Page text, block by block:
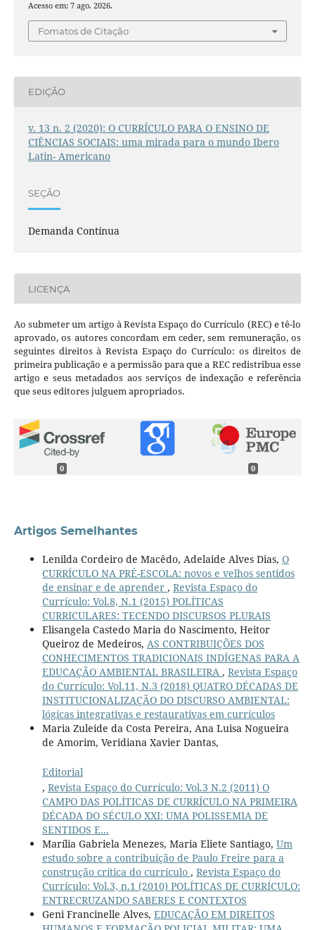
Acesso em: 7 ago. 2026.
Fomatos de Citação
EDIÇÃO
v. 13 n. 2 (2020): O CURRÍCULO PARA O ENSINO DE
CIÊNCIAS SOCIAIS: uma mirada para o mundo Ibero
Latin- Americano
SEÇÃO
Demanda Contínua
LICENÇA
Ao submeter um artigo à Revista Espaço do Currículo (REC) e tê-lo
aprovado, os autores concordam em ceder, sem remuneração, os
seguintes direitos à Revista Espaço do Currículo: os direitos de
primeira publicação e a permissão para que a REC redistribua esse
artigo e seus metadados aos serviços de indexação e referência
que seus editores julguem apropriados.
0 0
Artigos Semelhantes
Lenilda Cordeiro de Macêdo, Adelaide Alves Dias, O
CURRÍCULO NA PRÉ-ESCOLA: novos e velhos sentidos
de ensinar e de aprender , Revista Espaço do
Currículo: Vol.8, N.1 (2015) POLÍTICAS
CURRICULARES: TECENDO DISCURSOS PLURAIS
Elisangela Castedo Maria do Nascimento, Heitor
Queiroz de Medeiros, AS CONTRIBUIÇÕES DOS
CONHECIMENTOS TRADICIONAIS INDÍGENAS PARA A
EDUCAÇÃO AMBIENTAL BRASILEIRA , Revista Espaço
do Currículo: Vol.11, N.3 (2018) QUATRO DÉCADAS DE
INSTITUCIONALIZAÇÃO DO DISCURSO AMBIENTAL:
lógicas integrativas e restaurativas em currículos
Maria Zuleide da Costa Pereira, Ana Luisa Nogueira
de Amorim, Veridiana Xavier Dantas,
Editorial
, Revista Espaço do Currículo: Vol.3 N.2 (2011) O
CAMPO DAS POLÍTICAS DE CURRÍCULO NA PRIMEIRA
DÉCADA DO SÉCULO XXI: UMA POLISSEMIA DE
SENTIDOS E...
Marília Gabriela Menezes, Maria Eliete Santiago, Um
estudo sobre a contribuição de Paulo Freire para a
construção crítica do currículo , Revista Espaço do
Currículo: Vol.3, n.1 (2010) POLÍTICAS DE CURRÍCULO:
ENTRECRUZANDO SABERES E CONTEXTOS
Geni Francinelle Alves, EDUCAÇÃO EM DIREITOS